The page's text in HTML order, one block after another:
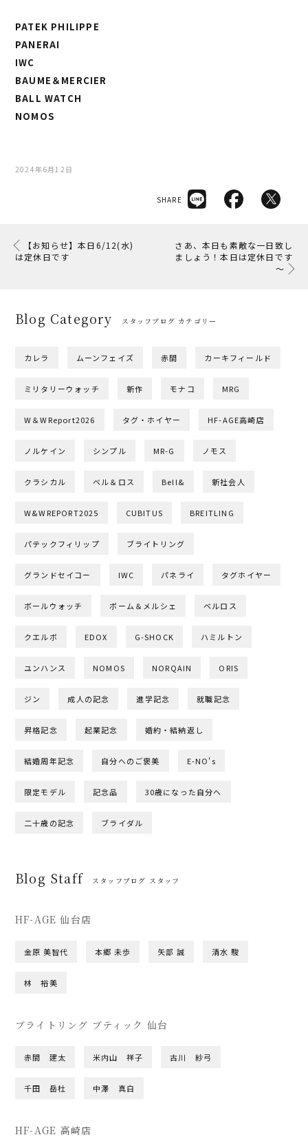
PATEK PHILIPPE
PANERAI
IWC
BAUME＆MERCIER
BALL WATCH
NOMOS
2024年6月12日
SHARE
【お知らせ】本日6/12(水)
は定休日です
さあ、本日も素敵な一日致し
ましょう！本日は定休日です
～
Blog Category スタッフブログ カテゴリー
カレラ ムーンフェイズ 赤間 カーキフィールド
ミリタリーウォッチ 新作 モナコ MRG
W＆WReport2026 タグ・ホイヤー HF-AGE高崎店
ノルケイン シンプル MR-G ノモス
クラシカル ベル＆ロス Bell& 新社会人
W&WREPORT2025 CUBITUS BREITLING
パテックフィリップ ブライトリング
グランドセイコー IWC パネライ タグホイヤー
ボールウォッチ ボーム＆メルシェ ベルロス
クエルボ EDOX G-SHOCK ハミルトン
ユンハンス NOMOS NORQAIN ORIS
ジン 成人の記念 進学記念 就職記念
昇格記念 起業記念 婚約・結納返し
結婚周年記念 自分へのご褒美 E-NO's
限定モデル 記念品 30歳になった自分へ
二十歳の記念 ブライダル
Blog Staff スタッフブログ スタッフ
HF-AGE 仙台店
金原 美智代 本郷 未歩 矢部 誠 清水 駿
林 裕美
ブライトリング ブティック 仙台
赤間 建太 米内山 祥子 古川 紗弓
千田 岳杜 中澤 真白
HF-AGE 高崎店